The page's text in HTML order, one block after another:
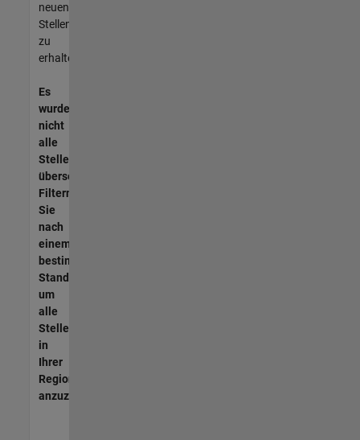
neuen
Stellenangeboten
zu
erhalten.
Es
wurden
nicht
alle
Stellen
übersetzt.
Filtern
Sie
nach
einem
bestimmten
Standort,
um
alle
Stellenangebote
in
Ihrer
Region
anzuzeigen.